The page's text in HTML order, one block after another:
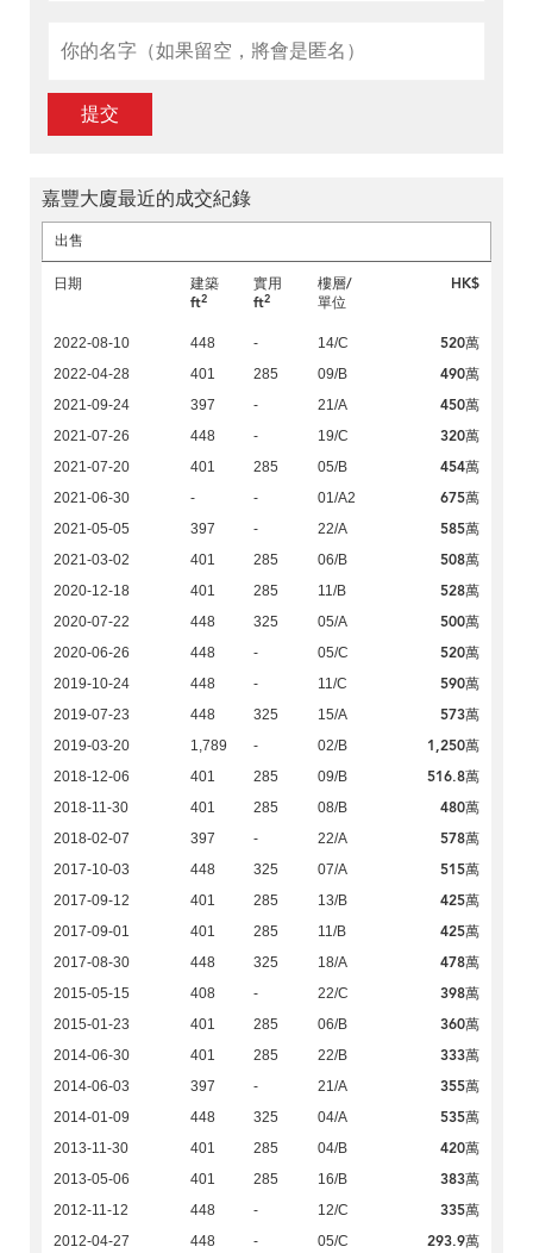
提交
嘉豐大廈最近的成交紀錄
出售
日期
建築
ft2
實用
ft2
樓層/
單位
HK$
2022-08-10 448 - 14/C 520萬
2022-04-28 401 285 09/B 490萬
2021-09-24 397 - 21/A 450萬
2021-07-26 448 - 19/C 320萬
2021-07-20 401 285 05/B 454萬
2021-06-30 - - 01/A2 675萬
2021-05-05 397 - 22/A 585萬
2021-03-02 401 285 06/B 508萬
2020-12-18 401 285 11/B 528萬
2020-07-22 448 325 05/A 500萬
2020-06-26 448 - 05/C 520萬
2019-10-24 448 - 11/C 590萬
2019-07-23 448 325 15/A 573萬
2019-03-20 1,789 - 02/B 1,250萬
2018-12-06 401 285 09/B 516.8萬
2018-11-30 401 285 08/B 480萬
2018-02-07 397 - 22/A 578萬
2017-10-03 448 325 07/A 515萬
2017-09-12 401 285 13/B 425萬
2017-09-01 401 285 11/B 425萬
2017-08-30 448 325 18/A 478萬
2015-05-15 408 - 22/C 398萬
2015-01-23 401 285 06/B 360萬
2014-06-30 401 285 22/B 333萬
2014-06-03 397 - 21/A 355萬
2014-01-09 448 325 04/A 535萬
2013-11-30 401 285 04/B 420萬
2013-05-06 401 285 16/B 383萬
2012-11-12 448 - 12/C 335萬
2012-04-27 448 - 05/C 293.9萬